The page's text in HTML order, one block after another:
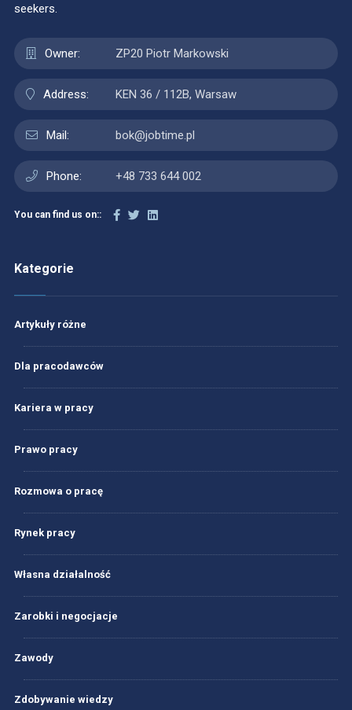
seekers.
Owner: ZP20 Piotr Markowski
Address: KEN 36 / 112B, Warsaw
Mail: bok@jobtime.pl
Phone: +48 733 644 002
You can find us on::
Kategorie
Artykuły różne
Dla pracodawców
Kariera w pracy
Prawo pracy
Rozmowa o pracę
Rynek pracy
Własna działalność
Zarobki i negocjacje
Zawody
Zdobywanie wiedzy